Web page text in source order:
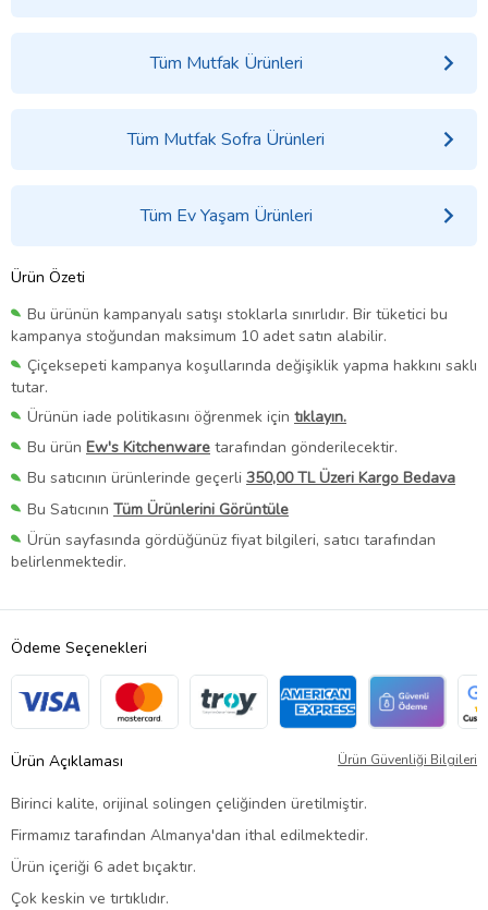
Tüm Mutfak Ürünleri
Tüm Mutfak Sofra Ürünleri
Tüm Ev Yaşam Ürünleri
Ürün Özeti
Bu ürünün kampanyalı satışı stoklarla sınırlıdır. Bir tüketici bu
kampanya stoğundan maksimum 10 adet satın alabilir.
Çiçeksepeti kampanya koşullarında değişiklik yapma hakkını saklı
tutar.
Ürünün iade politikasını öğrenmek için tıklayın.
Bu ürün Ew's Kitchenware tarafından gönderilecektir.
Bu satıcının ürünlerinde geçerli 350,00 TL Üzeri Kargo Bedava
Bu Satıcının Tüm Ürünlerini Görüntüle
Ürün sayfasında gördüğünüz fiyat bilgileri, satıcı tarafından
belirlenmektedir.
Ödeme Seçenekleri
Ürün Açıklaması Ürün Güvenliği Bilgileri
Birinci kalite, orijinal solingen çeliğinden üretilmiştir.
Firmamız tarafından Almanya'dan ithal edilmektedir.
Ürün içeriği 6 adet bıçaktır.
Çok keskin ve tırtıklıdır.